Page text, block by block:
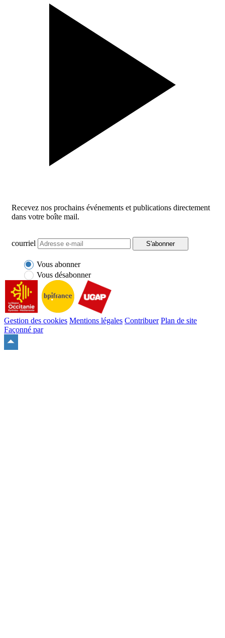
Recevez nos prochains événements et publications directement
dans votre boîte mail.
courriel S'abonner
Vous abonner
Vous désabonner
Gestion des cookies Mentions légales Contribuer Plan de site
Façonné par